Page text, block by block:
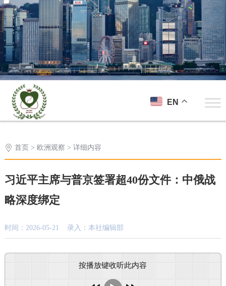
EN
首页 > 欧洲观察 > 详细内容
习近平主席与普京签署超40份文件：中俄战
略深度绑定
时间：2026-05-21 录入：本社编辑部
按播放键收听此内容